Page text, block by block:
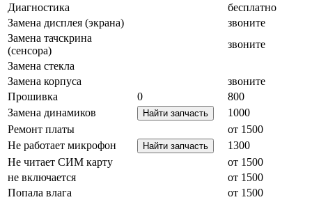
Диагностика
бесплатно
Замена дисплея (экрана)
звоните
Замена тачскрина
(сенсора)
звоните
Замена стекла
Замена корпуса
звоните
Прошивка
0
800
Замена динамиков
1000
Ремонт платы
от 1500
Не работает микрофон
1300
Не читает СИМ карту
от 1500
не включается
от 1500
Попала влага
от 1500